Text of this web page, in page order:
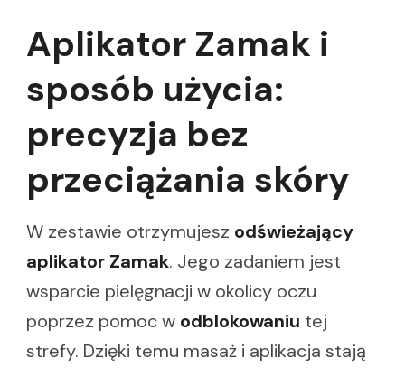
Aplikator Zamak i
sposób użycia:
precyzja bez
przeciążania skóry
W zestawie otrzymujesz odświeżający
aplikator Zamak. Jego zadaniem jest
wsparcie pielęgnacji w okolicy oczu
poprzez pomoc w odblokowaniu tej
strefy. Dzięki temu masaż i aplikacja stają